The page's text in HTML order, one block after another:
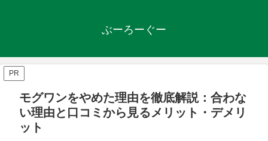
ぶーろーぐー
PR
モグワンをやめた理由を徹底解説：合わな
い理由と口コミから見るメリット・デメリ
ット